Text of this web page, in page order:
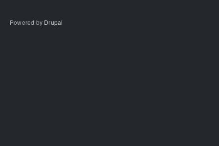
Powered by Drupal